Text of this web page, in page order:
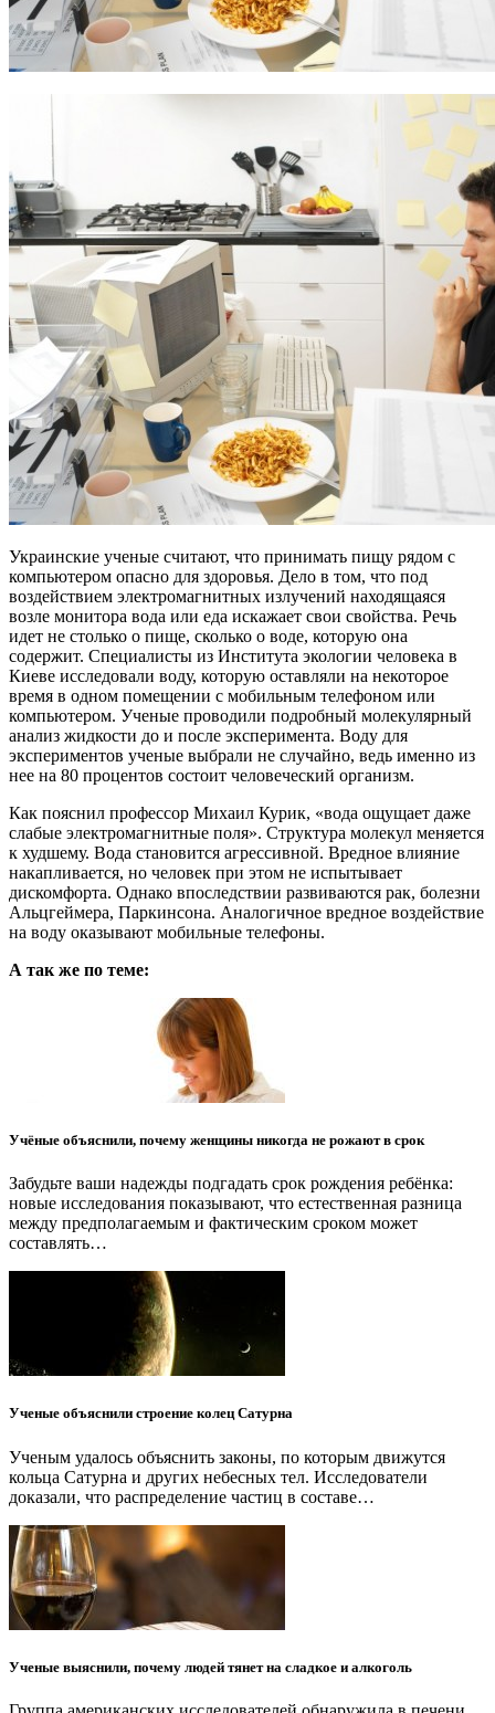
Украинские ученые считают, что принимать пищу рядом с
компьютером опасно для здоровья. Дело в том, что под
воздействием электромагнитных излучений находящаяся
возле монитора вода или еда искажает свои свойства. Речь
идет не столько о пище, сколько о воде, которую она
содержит. Специалисты из Института экологии человека в
Киеве исследовали воду, которую оставляли на некоторое
время в одном помещении с мобильным телефоном или
компьютером. Ученые проводили подробный молекулярный
анализ жидкости до и после эксперимента. Воду для
экспериментов ученые выбрали не случайно, ведь именно из
нее на 80 процентов состоит человеческий организм.
Как пояснил профессор Михаил Курик, «вода ощущает даже
слабые электромагнитные поля». Структура молекул меняется
к худшему. Вода становится агрессивной. Вредное влияние
накапливается, но человек при этом не испытывает
дискомфорта. Однако впоследствии развиваются рак, болезни
Альцгеймера, Паркинсона. Аналогичное вредное воздействие
на воду оказывают мобильные телефоны.
А так же по теме:
Учёные объяснили, почему женщины никогда не рожают в срок
Забудьте ваши надежды подгадать срок рождения ребёнка:
новые исследования показывают, что естественная разница
между предполагаемым и фактическим сроком может
составлять…
Ученые объяснили строение колец Сатурна
Ученым удалось объяснить законы, по которым движутся
кольца Сатурна и других небесных тел. Исследователи
доказали, что распределение частиц в составе…
Ученые выяснили, почему людей тянет на сладкое и алкоголь